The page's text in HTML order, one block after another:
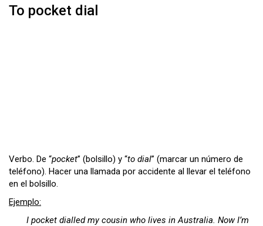
To pocket dial
Verbo. De “pocket” (bolsillo) y “to dial” (marcar un número de
teléfono). Hacer una llamada por accidente al llevar el teléfono
en el bolsillo.
Ejemplo:
I pocket dialled my cousin who lives in Australia. Now I’m